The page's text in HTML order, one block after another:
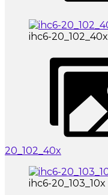
ihc6-20_102_40x
20_102_40x
ihc6-20_103_10x